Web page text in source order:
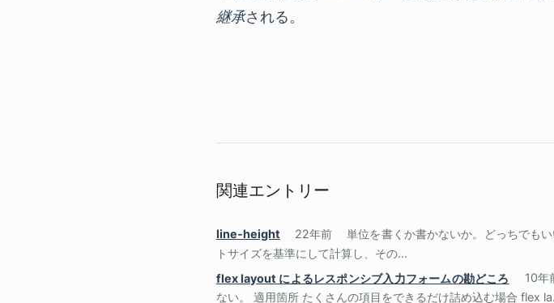
継承される。
関連エントリー
line-height 22年前
単位を書くか書かないか。どっちでも
トサイズを基準にして計算し、その...
flex layout によるレスポンシブ入力フォームの勘どころ
10年
ない。 適用箇所 たくさんの項目をできるだけ詰め込む場合 flex